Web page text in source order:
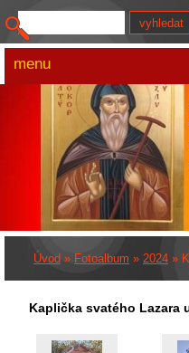
Úvod » Fotoalbum » 2024 »
Kaplička svatého Lazara
menu